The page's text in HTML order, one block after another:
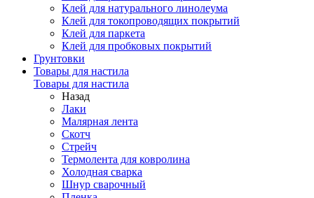
Клей для натурального линолеума
Клей для токопроводящих покрытий
Клей для паркета
Клей для пробковых покрытий
Грунтовки
Товары для настила
Товары для настила
Назад
Лаки
Малярная лента
Скотч
Стрейч
Термолента для ковролина
Холодная сварка
Шнур сварочный